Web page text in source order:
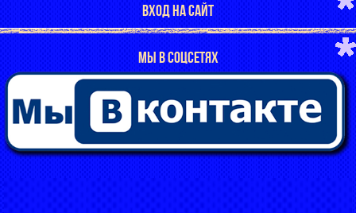
ВХОД НА САЙТ
МЫ В СОЦСЕТЯХ